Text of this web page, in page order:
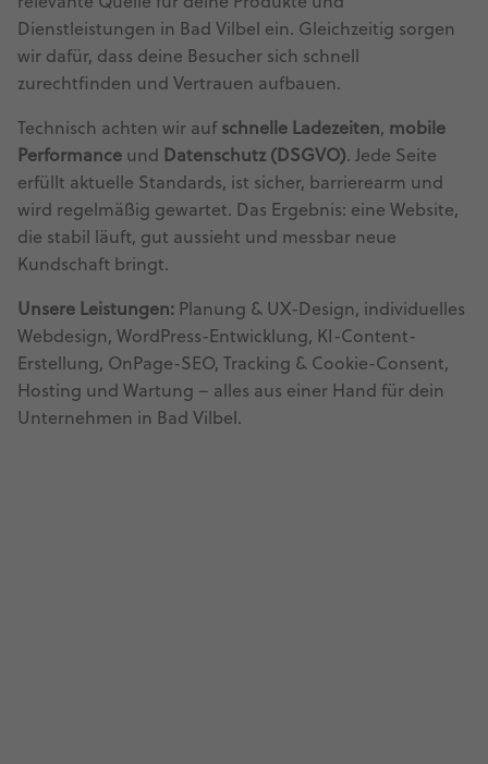
Dienstleistungen in Bad Vilbel ein. Gleichzeitig sorgen
wir dafür, dass deine Besucher sich schnell
zurechtfinden und Vertrauen aufbauen.
Technisch achten wir auf schnelle Ladezeiten, mobile
Performance und Datenschutz (DSGVO). Jede Seite
erfüllt aktuelle Standards, ist sicher, barrierearm und
wird regelmäßig gewartet. Das Ergebnis: eine Website,
die stabil läuft, gut aussieht und messbar neue
Kundschaft bringt.
Unsere Leistungen: Planung & UX-Design, individuelles
Webdesign, WordPress-Entwicklung, KI-Content-
Erstellung, OnPage-SEO, Tracking & Cookie-Consent,
Hosting und Wartung – alles aus einer Hand für dein
Unternehmen in Bad Vilbel.